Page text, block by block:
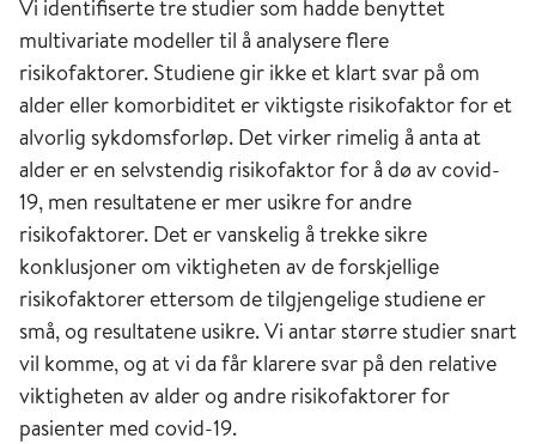
Vi identifiserte tre studier som hadde benyttet
multivariate modeller til å analysere flere
risikofaktorer. Studiene gir ikke et klart svar på om
alder eller komorbiditet er viktigste risikofaktor for et
alvorlig sykdomsforløp. Det virker rimelig å anta at
alder er en selvstendig risikofaktor for å dø av covid-
19, men resultatene er mer usikre for andre
risikofaktorer. Det er vanskelig å trekke sikre
konklusjoner om viktigheten av de forskjellige
risikofaktorer ettersom de tilgjengelige studiene er
små, og resultatene usikre. Vi antar større studier snart
vil komme, og at vi da får klarere svar på den relative
viktigheten av alder og andre risikofaktorer for
pasienter med covid-19.